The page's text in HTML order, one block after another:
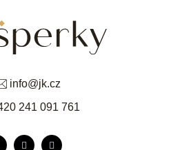
info@jk.cz
241 091 761